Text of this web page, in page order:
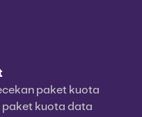
paket kuota
paket kuota data